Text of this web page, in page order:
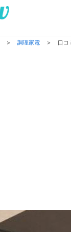
> 調理家電 > 口コ